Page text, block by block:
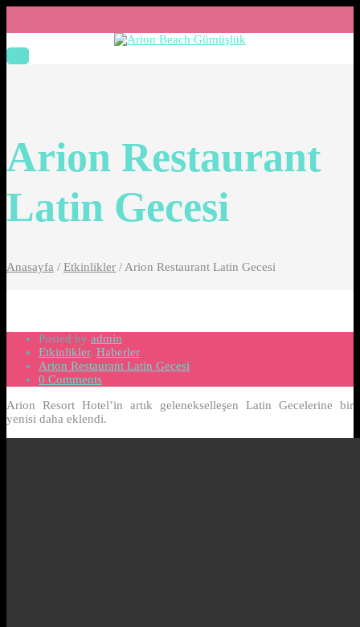
Arion Restaurant
Latin Gecesi
Anasayfa / Etkinlikler / Arion Restaurant Latin Gecesi
Posted by admin
Etkinlikler, Haberler
Arion Restaurant Latin Gecesi
0 Comments
Arion Resort Hotel’in artık gelenekselleşen Latin Gecelerine bir
yenisi daha eklendi.